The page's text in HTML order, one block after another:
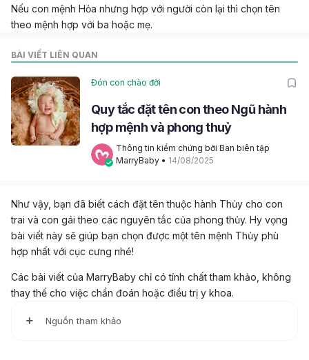
Nếu con mệnh Hỏa nhưng hợp với người còn lại thì chọn tên
theo mệnh hợp với ba hoặc mẹ.
BÀI VIẾT LIÊN QUAN
Đón con chào đời
Quy tắc đặt tên con theo Ngũ hành
hợp mệnh và phong thuỷ
Thông tin kiểm chứng bởi Ban biên tập
MarryBaby • 14/08/2025
Như vậy, bạn đã biết cách đặt tên thuộc hành Thủy cho con
trai và con gái theo các nguyên tắc của phong thủy. Hy vọng
bài viết này sẽ giúp bạn chọn được một tên mệnh Thủy phù
hợp nhất với cục cưng nhé!
Các bài viết của MarryBaby chỉ có tính chất tham khảo, không
thay thế cho việc chẩn đoán hoặc điều trị y khoa.
Nguồn tham khảo